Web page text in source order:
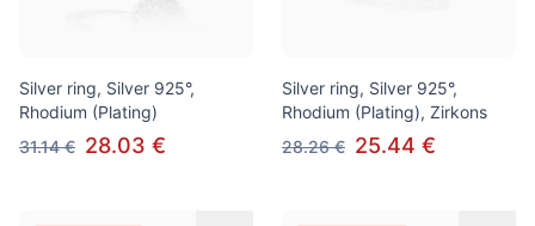
Silver ring, Silver 925°,
Rhodium (Plating)
31.14 € 28.03 €
Silver ring, Silver 925°,
Rhodium (Plating), Zirkons
28.26 € 25.44 €